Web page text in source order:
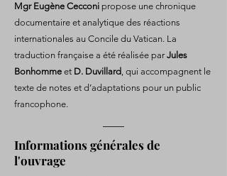
Mgr Eugène Cecconi propose une chronique
documentaire et analytique des réactions
internationales au Concile du Vatican. La
traduction française a été réalisée par Jules
Bonhomme et D. Duvillard, qui accompagnent le
texte de notes et d’adaptations pour un public
francophone.
Informations générales de
l'ouvrage